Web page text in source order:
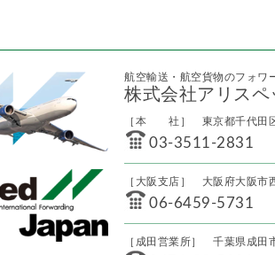
航空輸送・航空貨物のフォワ
株式会社アリスペ
［本 社］ 東京都千代田
03-3511-2831
［大阪支店］ 大阪府大阪市
06-6459-5731
［成田営業所］ 千葉県成